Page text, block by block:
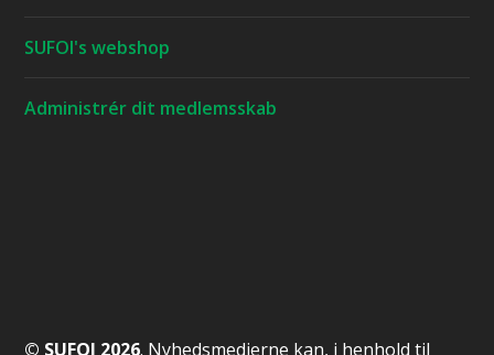
SUFOI's webshop
Administrér dit medlemsskab
© SUFOI 2026. Nyhedsmedierne kan, i henhold til